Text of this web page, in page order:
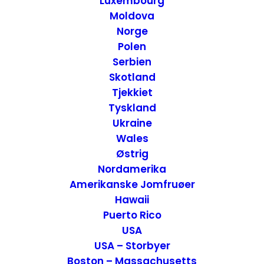
Moldova
Norge
Polen
Serbien
Skotland
Tjekkiet
Tyskland
Ukraine
Wales
Østrig
Nordamerika
Amerikanske Jomfruøer
Hawaii
Puerto Rico
USA
USA – Storbyer
Boston – Massachusetts
tager dig med ud i verden.
Siden 2003 har vi rejst verden tyndt. Det
har været alt fra en 4 måneder lang